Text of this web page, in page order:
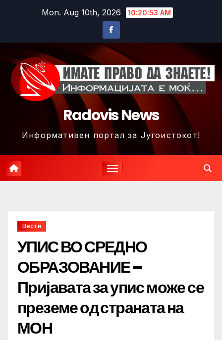
Mon. Aug 10th, 2026 10:20:55 AM
Radovis News
Информативен портал за Југоистокот!
Вести
УПИС ВО СРЕДНО
ОБРАЗОВАНИЕ –
Пријавата за упис може се
преземе од страната на
МОН